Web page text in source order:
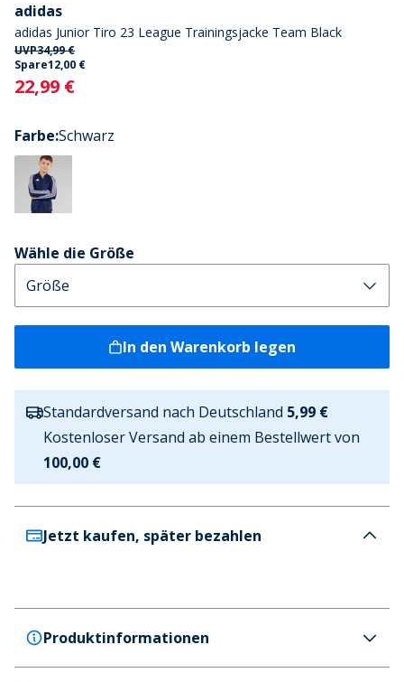
adidas
adidas Junior Tiro 23 League Trainingsjacke Team Black
UVP34,99 €
Spare12,00 €
Current
22,99 €
Farbe:Schwarz
Wähle die Größe
In den Warenkorb legen
Standardversand nach Deutschland 5,99 €
Kostenloser Versand ab einem Bestellwert von
100,00 €
Jetzt kaufen, später bezahlen
Produktinformationen